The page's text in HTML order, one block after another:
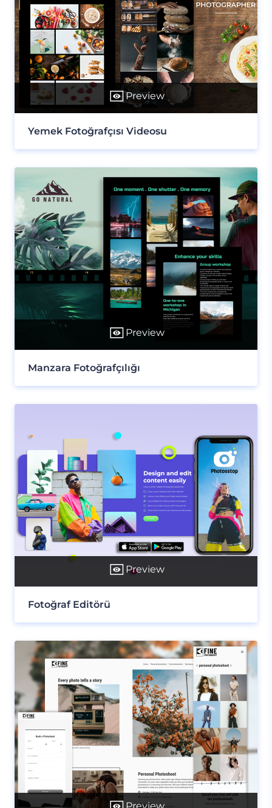
Preview
Yemek Fotoğrafçısı Videosu
Preview
Manzara Fotoğrafçılığı
Preview
Fotoğraf Editörü